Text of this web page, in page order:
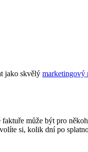
jako skvělý marketingový
může být pro
si, kolik dní po